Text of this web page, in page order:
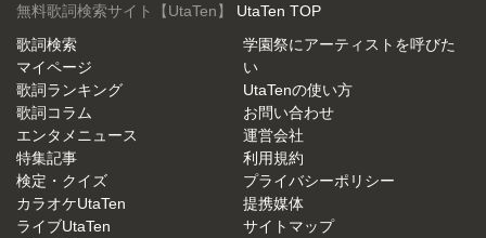
無料歌詞検索サイト【UtaTen】 UtaTen TOP
歌詞検索
マイページ
歌詞ランキング
歌詞コラム
エンタメニュース
特集記事
検定・クイズ
カラオケUtaTen
ライブUtaTen
学園祭にアーティストを呼びた
い
UtaTenの使い方
お問い合わせ
運営会社
利用規約
プライバシーポリシー
提携媒体
サイトマップ